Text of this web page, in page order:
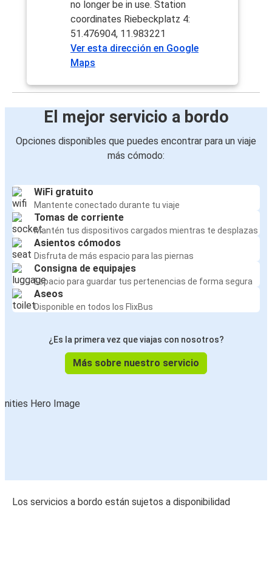
no longer be in use. Station
coordinates Riebeckplatz 4:
51.476904, 11.983221
Ver esta dirección en Google
Maps
El mejor servicio a bordo
Opciones disponibles que puedes encontrar para un viaje
más cómodo:
WiFi gratuito
Mantente conectado durante tu viaje
Tomas de corriente
Mantén tus dispositivos cargados mientras te desplazas
Asientos cómodos
Disfruta de más espacio para las piernas
Consigna de equipajes
Espacio para guardar tus pertenencias de forma segura
Aseos
Disponible en todos los FlixBus
¿Es la primera vez que viajas con nosotros?
Más sobre nuestro servicio
Los servicios a bordo están sujetos a disponibilidad